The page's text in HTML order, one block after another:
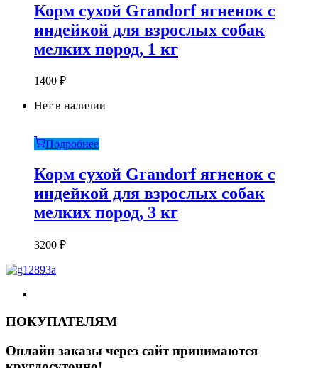
Корм сухой Grandorf ягненок с
индейкой для взрослых собак
мелких пород, 1 кг
1400 ₽
Нет в наличии
Подробнее
Корм сухой Grandorf ягненок с
индейкой для взрослых собак
мелких пород, 3 кг
3200 ₽
ПОКУПАТЕЛЯМ
Онлайн заказы через сайт принимаются